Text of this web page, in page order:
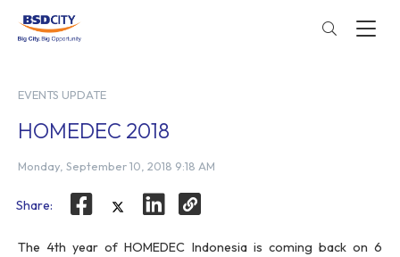
EVENTS UPDATE
HOMEDEC 2018
Monday, September 10, 2018 9:18 AM
Share:
The 4th year of HOMEDEC Indonesia is coming back on 6